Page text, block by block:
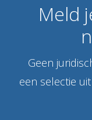
Meld
Geen
een selectie